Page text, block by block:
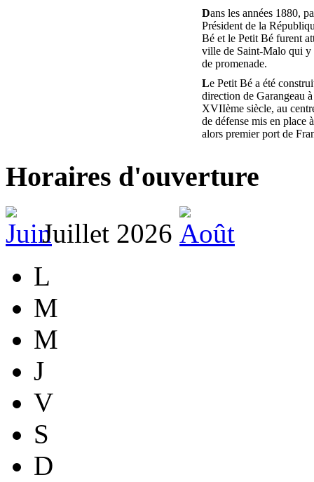
Dans les années 1880,
Président de la
Bé et le Petit Bé furent
ville de Saint-Malo qui
de promenade.
Le Petit Bé a été
direction de Garangeau
XVIIème siècle, au
de défense mis en place
alors premier port de
Horaires d'ouverture
Juillet 2026
L
M
M
J
V
S
D